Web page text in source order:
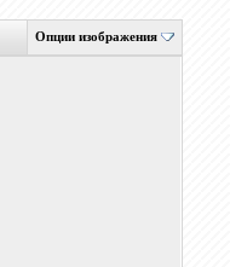
Опции изображения